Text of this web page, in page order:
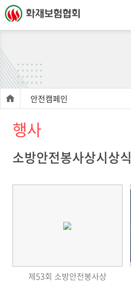
안전캠페인
행사
소방안전봉사상시상식
제53회 소방안전봉사상